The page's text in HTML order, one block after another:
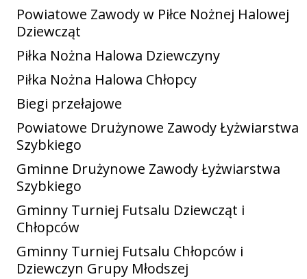
Powiatowe Zawody w Piłce Nożnej Halowej
Dziewcząt
Piłka Nożna Halowa Dziewczyny
Piłka Nożna Halowa Chłopcy
Biegi przełajowe
Powiatowe Drużynowe Zawody Łyżwiarstwa
Szybkiego
Gminne Drużynowe Zawody Łyżwiarstwa
Szybkiego
Gminny Turniej Futsalu Dziewcząt i
Chłopców
Gminny Turniej Futsalu Chłopców i
Dziewczyn Grupy Młodszej